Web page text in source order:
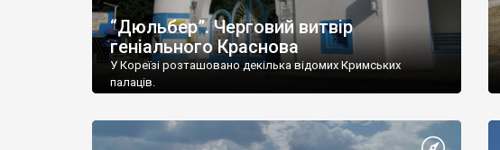
“Дюльбер”. Черговий витвір
геніального Краснова
У Кореїзі розташовано декілька відомих Кримських
палаців.